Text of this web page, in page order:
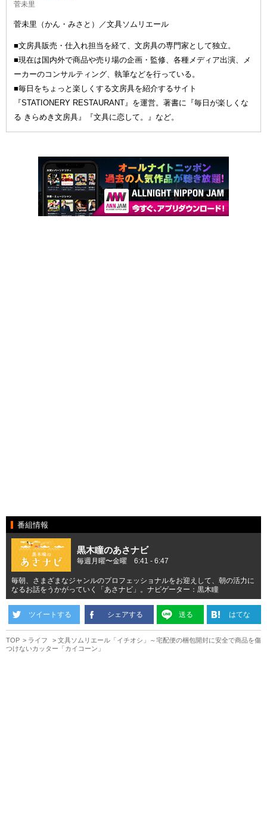
菅未里
菅未里（かん・みさと）／文具ソムリエール
■文房具販売・仕入れ担当を経て、文房具の専門家として独立。
■現在は国内外で商品や売り場の企画・監修、各種メディア出演、メ
ーカーのコンサルティング、執筆などを行っている。
■毎日をちょっと楽しくする文房具を紹介するサイト
『STATIONERY RESTAURANT』を運営。著書に『毎日が楽しくな
る きらめき文房具』『文具に恋して。』など。
番組情報
黒木瞳のあさナビ
毎週月曜〜金曜 6:41 - 6:47
毎朝、さまざまなジャンルのプロフェッショナルをお迎えして、朝の活力に
なるお話をうかがっていく「あさナビ」。ナビゲーター：黒木瞳
ツイートする シェアする 送る はてな
TOP ライフ
文具ソムリエール「イチオシ」～宅配便の梱包開封に安全で商品を傷
つけないカッター「カイコーン」